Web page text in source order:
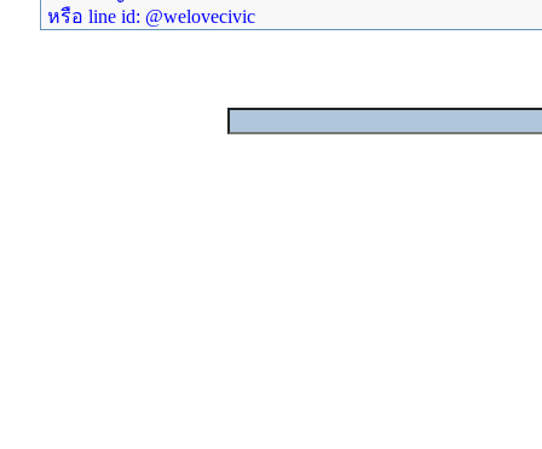
หรือ line id: @welovecivic